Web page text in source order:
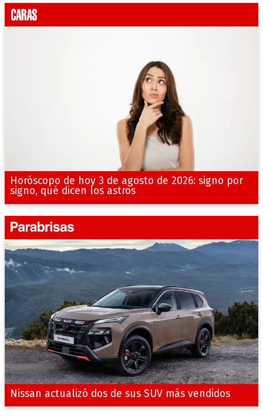
Horóscopo de hoy 3 de agosto de 2026: signo por
signo, qué dicen los astros
Nissan actualizó dos de sus SUV más vendidos